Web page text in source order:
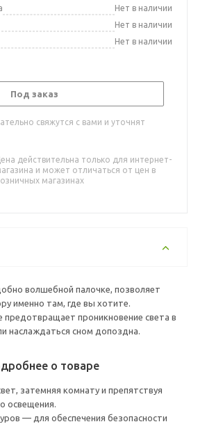
Нет в наличии
Нет в наличии
Нет в наличии
Под заказ
свяжутся с вами и уточнят
действительна только для интернет-
и может отличаться от цен в
магазинах
волшебной палочке, позволяет
именно там, где вы хотите.
проникновение света в
наслаждаться сном допоздна.
о товаре
затемняя комнату и препятствуя
освещения.
— для обеспечения безопасности